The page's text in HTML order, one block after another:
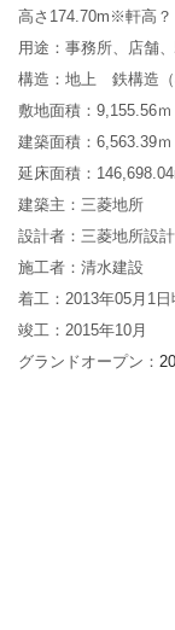
高さ174.70m※軒高？
用途：事務所、店舗
構造：地上 鉄構造
敷地面積：9,155.56ｍ
建築面積：6,563.39ｍ
延床面積：
建築主：三菱地所
設計者：三菱地所設計
施工者：清水建設
着工：2013年05月1日
竣工：2015年10月
グランドオープン：